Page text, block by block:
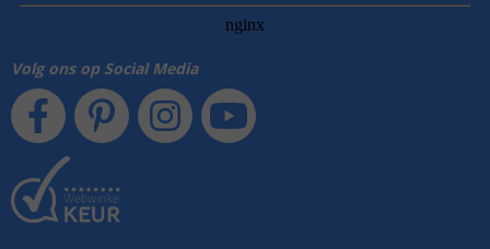
Volg ons op Social Media